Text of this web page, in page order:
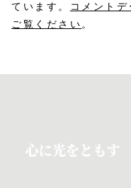
ています。
コメント
ご覧ください。